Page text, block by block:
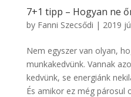
7+1 tipp – Hogyan ne
by Fanni Szecsődi | 2019
Nem egyszer van olyan,
munkakedvünk. Vannak
kedvünk, se energiánk
És amikor ez még párosul